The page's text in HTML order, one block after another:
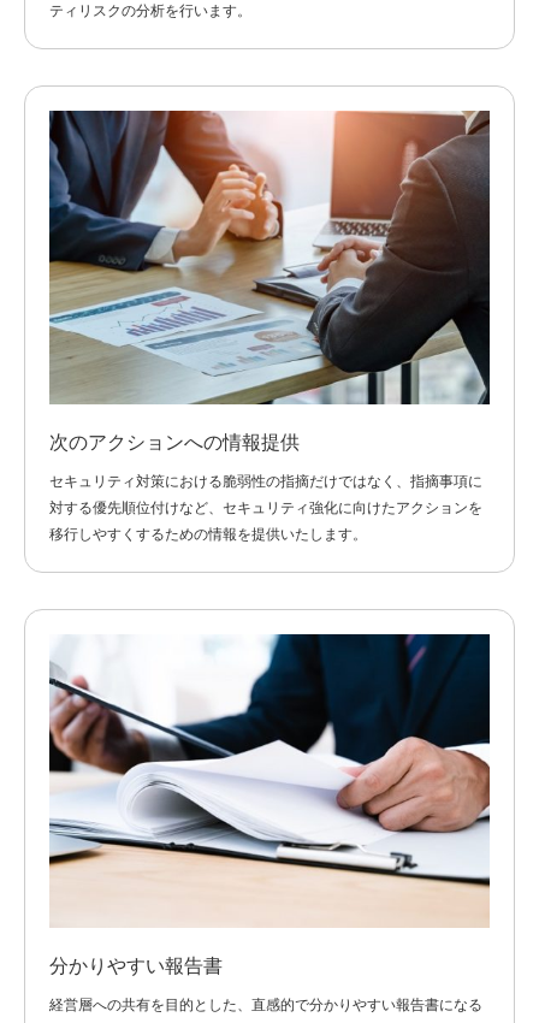
ティリスクの分析を行います。
次のアクションへの情報提供
セキュリティ対策における脆弱性の指摘だけではなく、指摘事項に
対する優先順位付けなど、セキュリティ強化に向けたアクションを
移行しやすくするための情報を提供いたします。
分かりやすい報告書
経営層への共有を目的とした、直感的で分かりやすい報告書になる